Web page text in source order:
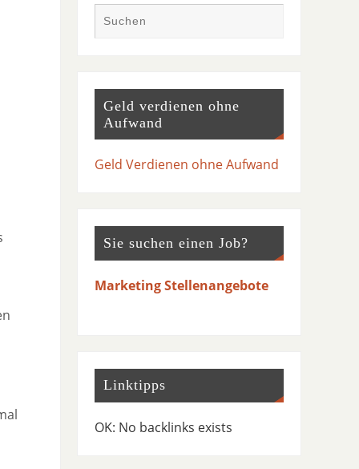
Geld verdienen ohne
Aufwand
Geld Verdienen ohne Aufwand
Sie suchen einen Job?
Marketing Stellenangebote
Linktipps
OK: No backlinks exists